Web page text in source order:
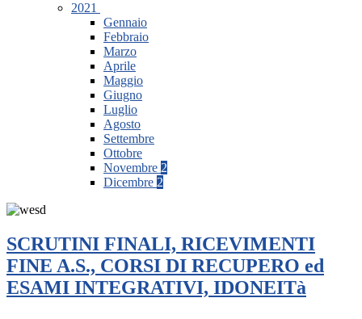
2021
Gennaio
Febbraio
Marzo
Aprile
Maggio
Giugno
Luglio
Agosto
Settembre
Ottobre
Novembre 2
Dicembre 2
SCRUTINI FINALI, RICEVIMENTI
FINE A.S., CORSI DI RECUPERO ed
ESAMI INTEGRATIVI, IDONEITà